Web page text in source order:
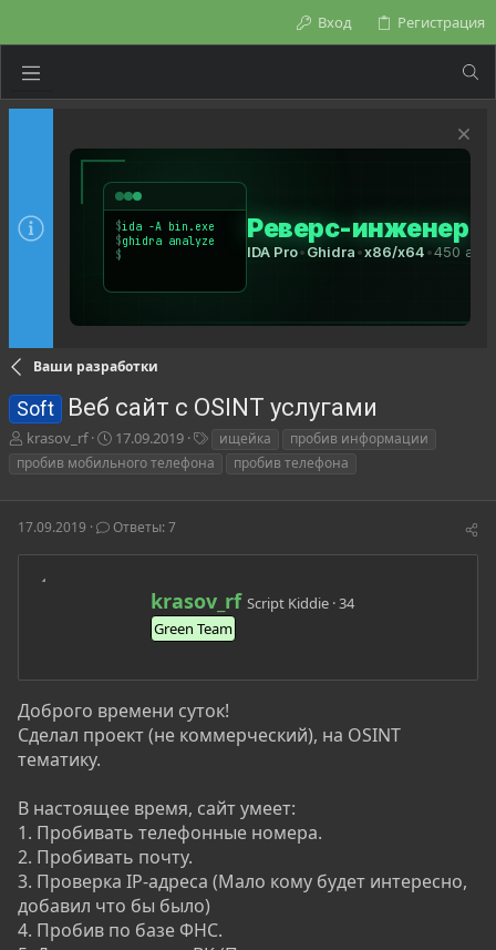
Вход Регистрация
Ваши разработки
Soft Веб сайт с OSINT услугами
А
в
т
о
т
е
krasov_rf
Д
а
а
а
ч
17.09.2019
е
и
ищейка
пробив информации
пробив мобильного телефона
пробив телефона
17.09.2019 Ответы: 7
А
в
т
р
krasov_rf Script Kiddie ·34
Green Team
Доброго времени суток!
Сделал проект (не коммерческий), на OSINT
тематику.
В настоящее время, сайт умеет:
1. Пробивать телефонные номера.
2. Пробивать почту.
3. Проверка IP-адреса (Мало кому будет интересно,
добавил что бы было)
4. Пробив по базе ФНС.